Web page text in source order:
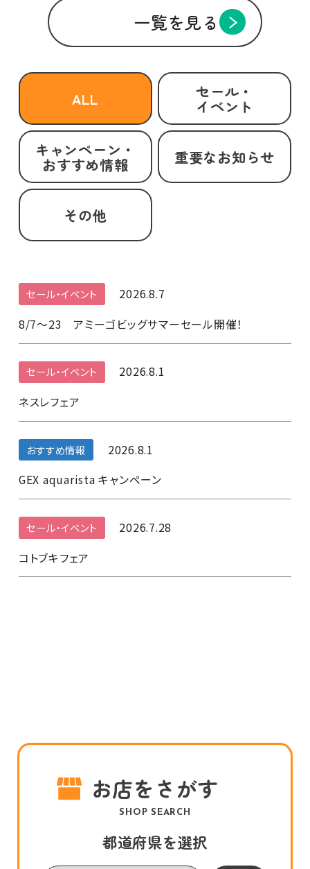
一覧を見る
ALL セール・
イベント
キャンペーン・
おすすめ情報 重要なお知らせ
その他
セール・イベント
2026.8.7
8/7～23 アミーゴビッグサマーセール開催！
セール・イベント
2026.8.1
ネスレフェア
おすすめ情報
2026.8.1
GEX aquarista キャンペーン
セール・イベント
2026.7.28
コトブキフェア
お店をさがす
SHOP SEARCH
都道府県を選択